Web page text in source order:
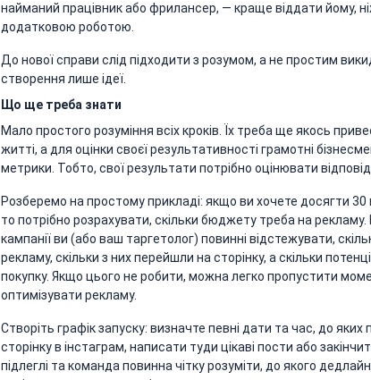
найманий працівник або фрилансер, — краще віддати йому,
додатковою роботою.
До нової справи слід підходити з розумом, а не простим
створення лише ідеї.
Що ще треба знати
Мало простого розуміння всіх кроків. Їх треба ще якось
житті, а для оцінки своєї результативності грамотні
метрики. Тобто, свої результати потрібно оцінювати
Розберемо на простому прикладі: якщо ви хочете досягти 30
то потрібно розрахувати, скільки бюджету треба на
кампанії ви (або ваш таргетолог) повинні відстежувати,
рекламу, скільки з них перейшли на сторінку, а скільки
покупку. Якщо цього не робити, можна легко пропустити
оптимізувати рекламу.
Створіть графік запуску: визначте певні дати та час, до яких
сторінку в інстаграм, написати туди цікаві пости або
підлеглі та команда повинна чітку розуміти, до якого